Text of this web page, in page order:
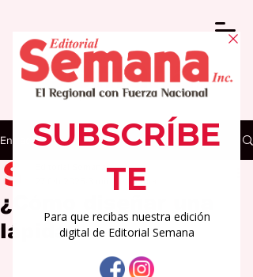
Entrada
¿Cómo diseñar una
lápida?
3 min de lectura